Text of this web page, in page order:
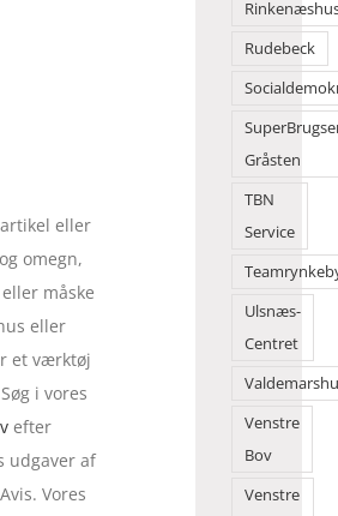
eller
omegn,
måske
eller
et værktøj
i vores
efter
udgaver af
Vores
Rudebeck
Gråsten
TBN
Service
Ulsnæs-
Centret
Venstre
Bov
Venstre